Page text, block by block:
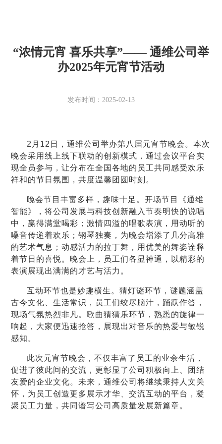
“浓情元宵 喜乐共享”—— 通维公司举
办2025年元宵节活动
发布时间：2025-02-13
2月12日，通维公司举办第八届元宵节晚会。本次
晚会采用线上线下联动的创新模式，通过会议平台实
现全员参与，让分布在全国各地的员工共同感受欢乐
祥和的节日氛围，共度温馨团圆时刻。
晚会节目丰富多样，趣味十足。开场节目《通维
智能》，将公司发展与科技创新融入节奏明快的说唱
中，赢得满堂喝彩；激情四溢的唱歌表演，用动听的
嗓音传递着欢乐；钢琴独奏，为晚会增添了几分高雅
的艺术气息；动感活力的拉丁舞，用优美的舞姿诠释
着节日的喜悦。晚会上，员工们各显神通，以精彩的
表演展现出满满的才艺与活力。
互动环节也是妙趣横生。猜灯谜环节，谜题涵盖
古今文化、生活常识，员工们绞尽脑汁，踊跃作答，
现场气氛热烈非凡。歌曲猜猜乐环节，熟悉的旋律一
响起，大家便迅速抢答，展现出对音乐的热爱与敏锐
感知。
此次元宵节晚会，不仅丰富了员工的业余生活，
促进了彼此间的交流，更彰显了公司积极向上、团结
友爱的企业文化。未来，通维公司将继续秉持人文关
怀，为员工创造更多展示才华、交流互动的平台，凝
聚员工力量，共同谱写公司高质量发展新篇章。